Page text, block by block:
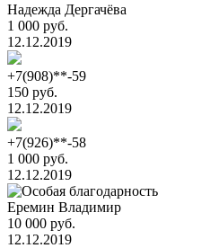
Надежда Дергачёва
1 000 руб.
12.12.2019
+7(908)**-59
150 руб.
12.12.2019
+7(926)**-58
1 000 руб.
12.12.2019
Еремин Владимир
10 000 руб.
12.12.2019